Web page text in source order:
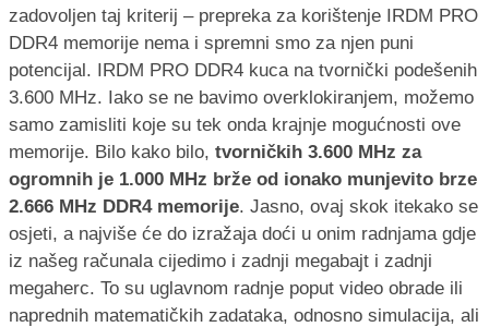
zadovoljen taj kriterij – prepreka za korištenje IRDM PRO
DDR4 memorije nema i spremni smo za njen puni
potencijal. IRDM PRO DDR4 kuca na tvornički podešenih
3.600 MHz. Iako se ne bavimo overklokiranjem, možemo
samo zamisliti koje su tek onda krajnje mogućnosti ove
memorije. Bilo kako bilo, tvorničkih 3.600 MHz za
ogromnih je 1.000 MHz brže od ionako munjevito brze
2.666 MHz DDR4 memorije. Jasno, ovaj skok itekako se
osjeti, a najviše će do izražaja doći u onim radnjama gdje
iz našeg računala cijedimo i zadnji megabajt i zadnji
megaherc. To su uglavnom radnje poput video obrade ili
naprednih matematičkih zadataka, odnosno simulacija, ali